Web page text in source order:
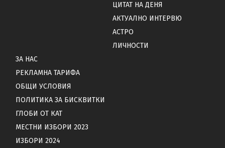
ЦИТАТ НА ДЕНЯ
АКТУАЛНО ИНТЕРВЮ
АСТРО
ЛИЧНОСТИ
ЗА НАС
РЕКЛАМНА ТАРИФА
ОБЩИ УСЛОВИЯ
ПОЛИТИКА ЗА БИСКВИТКИ
ГЛОБИ ОТ КАТ
МЕСТНИ ИЗБОРИ 2023
ИЗБОРИ 2024